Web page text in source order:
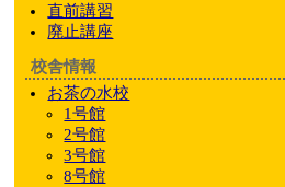
直前講習
廃止講座
校舎情報
お茶の水校
1号館
2号館
3号館
8号館